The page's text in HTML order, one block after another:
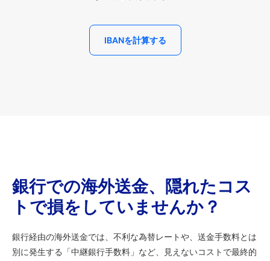
IBANを計算する
銀行での海外送金、隠れたコス
トで損をしていませんか？
銀行経由の海外送金では、不利な為替レートや、送金手数料とは
別に発生する「中継銀行手数料」など、見えないコストで最終的